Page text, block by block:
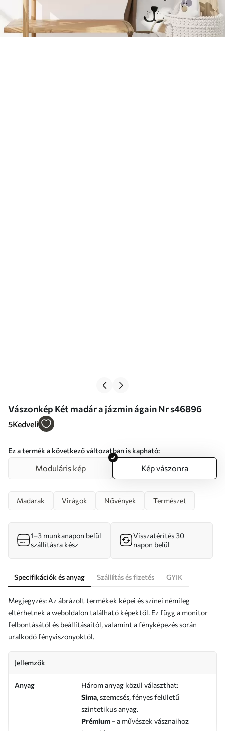
Vászonkép Két madár a jázmin ágain Nr s46896
5Kedveli
Ez a termék a következő változatban is kapható:
Moduláris kép Kép vászonra
Madarak Virágok Növények Természet
1–3 munkanapon belül
szállításra kész
Visszatérítés 30
napon belül
Specifikációk és anyag Szállítás és fizetés GYIK
Megjegyzés: Az ábrázolt termékek képei és színei némileg
eltérhetnek a weboldalon található képektől. Ez függ a monitor
felbontásától és beállításaitól, valamint a fényképezés során
uralkodó fényviszonyoktól.
Jellemzők
Anyag
Három anyag közül választhat:
Sima, szemcsés, fényes felületű
szintetikus anyag.
Prémium - a művészek vásznaihoz